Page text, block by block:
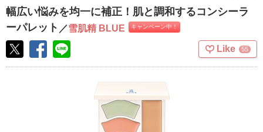
幅広い悩みを均一に補正！肌と調和するコンシーラ
ーパレット ／雪肌精 BLUE キャンペーン中！
Like 55